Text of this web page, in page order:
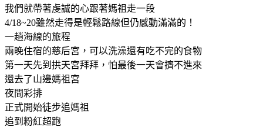
我們就帶著虔誠的心跟著媽祖走一段
4/18~20雖然走得是輕鬆路線但仍感動滿滿的！
一趟海線的旅程
兩晚住宿的慈后宮，可以洗澡還有吃不完的食物
第一天先到拱天宮拜拜，怕最後一天會擠不進來
還去了山邊媽祖宮
夜間彩排
正式開始徒步追媽祖
追到粉紅超跑